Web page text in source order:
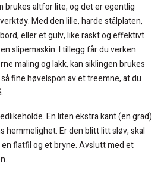
brukes altfor lite, og det er egentlig
Med den lille, harde stålplaten,
eller et gulv, like raskt og effektivt
slipemaskin. I tillegg får du verken
maling og lakk, kan siklingen brukes
fine høvelspon av et treemne, at du
En liten ekstra kant (en grad)
hemmelighet. Er den blitt litt sløv, skal
flatfil og et bryne. Avslutt med et